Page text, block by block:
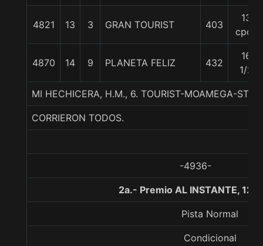
4821 13 3 GRAN TOURIST 403
13
cpos
4870 14 9 PLANETA FELIZ 432
16
1/2
MI HECHICERA, H.M., 6. TOURIST-MOAMEGA-
CORRIERON TODOS.
-4936-
2a.- Premio AL INSTANTE,
Pista Normal
Condicional